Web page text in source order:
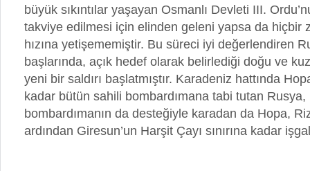
büyük sıkıntılar yaşayan Osmanlı Devleti III.
takviye edilmesi için elinden geleni yapsa da hiçbir
hızına yetişememiştir. Bu süreci iyi değerlendiren
başlarında, açık hedef olarak belirlediği doğu ve
yeni bir saldırı başlatmıştır. Karadeniz hattında
kadar bütün sahili bombardımana tabi tutan Rusya,
bombardımanın da desteğiyle karadan da Hopa,
ardından Giresun’un Harşit Çayı sınırına kadar